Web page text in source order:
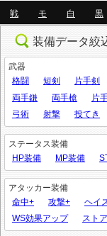
戦 モ 白 黒
装備データ絞
武器
格闘
短剣 片手剣
両手鎌
両手槍 片
弓術
射撃 投てき
ステータス装備
HP装備
MP装備
アタッカー装備
命中+
攻撃+ ヘイ
WS効果アップ
スト